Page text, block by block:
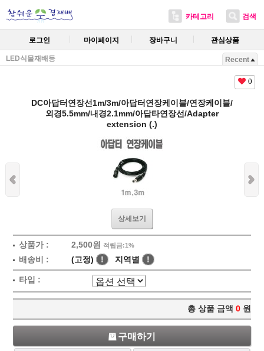
카테고리 검색
로그인 마이페이지 장바구니 관심상품
LED식물재배등 Recent
0
DC아답터연장선1m/3m/아답터연장케이블/연장케이블/
외경5.5mm/내경2.1mm/아답타연장선/Adapter
extension (.)
상세보기
상품가 : 2,500원 적립금:1%
배송비 : (고정) ! 지역별 !
타입 :
총 상품 금액 0 원
구매하기